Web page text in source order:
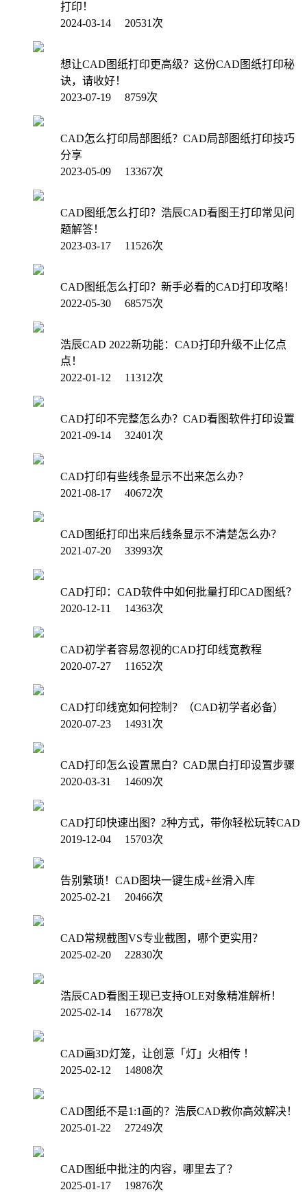
打印！
2024-03-14 20531次
想让CAD图纸打印更高级？这份CAD图纸打印秘
诀，请收好！
2023-07-19 8759次
CAD怎么打印局部图纸？CAD局部图纸打印技巧
分享
2023-05-09 13367次
CAD图纸怎么打印？浩辰CAD看图王打印常见问
题解答！
2023-03-17 11526次
CAD图纸怎么打印？新手必看的CAD打印攻略！
2022-05-30 68575次
浩辰CAD 2022新功能：CAD打印升级不止亿点
点！
2022-01-12 11312次
CAD打印不完整怎么办？CAD看图软件打印设置
2021-09-14 32401次
CAD打印有些线条显示不出来怎么办？
2021-08-17 40672次
CAD图纸打印出来后线条显示不清楚怎么办？
2021-07-20 33993次
CAD打印：CAD软件中如何批量打印CAD图纸？
2020-12-11 14363次
CAD初学者容易忽视的CAD打印线宽教程
2020-07-27 11652次
CAD打印线宽如何控制？（CAD初学者必备）
2020-07-23 14931次
CAD打印怎么设置黑白？CAD黑白打印设置步骤
2020-03-31 14609次
CAD打印快速出图？2种方式，带你轻松玩转CAD
2019-12-04 15703次
告别繁琐！CAD图块一键生成+丝滑入库
2025-02-21 20466次
CAD常规截图VS专业截图，哪个更实用？
2025-02-20 22830次
浩辰CAD看图王现已支持OLE对象精准解析！
2025-02-14 16778次
CAD画3D灯笼，让创意「灯」火相传 ！
2025-02-12 14808次
CAD图纸不是1:1画的？浩辰CAD教你高效解决！
2025-01-22 27249次
CAD图纸中批注的内容，哪里去了？
2025-01-17 19876次